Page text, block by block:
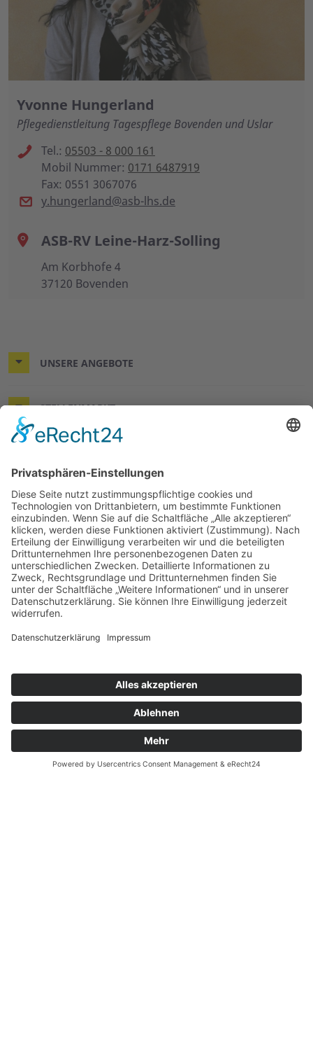
Yvonne Hungerland
Pflegedienstleitung Tagespflege Bovenden und Uslar
Tel.: 05503 - 8 000 161
Mobil Nummer: 0171 6487919
Fax: 0551 3067076
y.hungerland@asb-lhs.de
ASB-RV Leine-Harz-Solling
Am Korbhofe 4
37120 Bovenden
UNSERE ANGEBOTE
STELLENMARKT
DER WÜNSCHEWAGEN
© 2026 Arbeiter-Samariter-Bund Regionalverband Leine-
Harz-Solling
Impressum